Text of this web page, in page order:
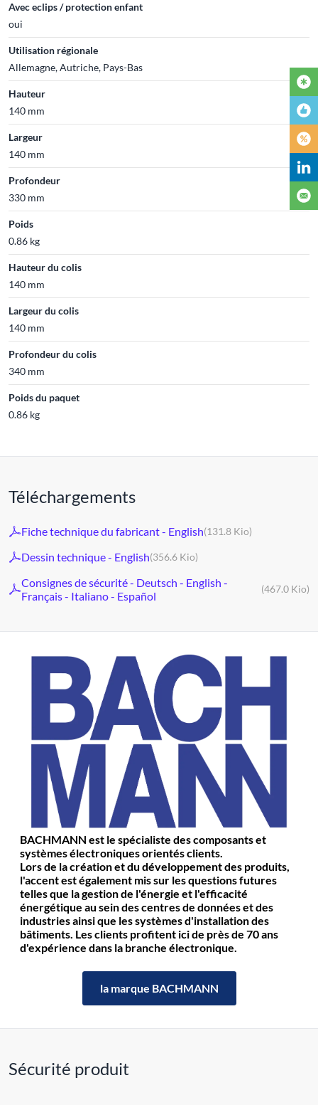
Avec eclips / protection enfant
oui
Utilisation régionale
Allemagne, Autriche, Pays-Bas
Hauteur
140 mm
Largeur
140 mm
Profondeur
330 mm
Poids
0.86 kg
Hauteur du colis
140 mm
Largeur du colis
140 mm
Profondeur du colis
340 mm
Poids du paquet
0.86 kg
Téléchargements
Fiche technique du fabricant - English(131.8 Kio)
Dessin technique - English(356.6 Kio)
Consignes de sécurité - Deutsch - English -
Français - Italiano - Español
(467.0 Kio)
BACHMANN est le spécialiste des composants et
systèmes électroniques orientés clients.
Lors de la création et du développement des produits,
l'accent est également mis sur les questions futures
telles que la gestion de l'énergie et l'efficacité
énergétique au sein des centres de données et des
industries ainsi que les systèmes d'installation des
bâtiments. Les clients profitent ici de près de 70 ans
d'expérience dans la branche électronique.
la marque BACHMANN
Sécurité produit